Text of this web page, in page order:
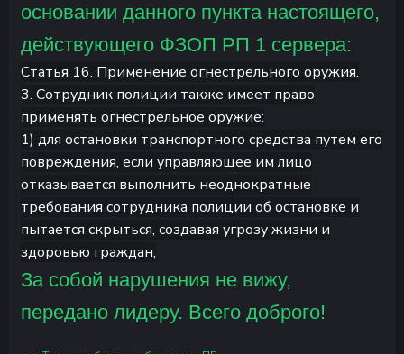
основании данного пункта настоящего,
действующего ФЗОП РП 1 сервера:
Статья 16. Применение огнестрельного оружия.
3. Сотрудник полиции также имеет право
применять огнестрельное оружие:
1) для остановки транспортного средства путем его
повреждения, если управляющее им лицо
отказывается выполнить неоднократные
требования сотрудника полиции об остановке и
пытается скрыться, создавая угрозу жизни и
здоровью граждан;
За собой нарушения не вижу,
передано лидеру. Всего доброго!